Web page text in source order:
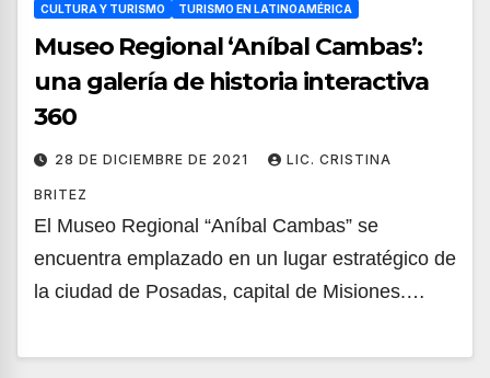
CULTURA Y TURISMO TURISMO EN LATINOAMÉRICA
Museo Regional ‘Aníbal Cambas’:
una galería de historia interactiva
360
28 DE DICIEMBRE DE 2021 LIC. CRISTINA
BRITEZ
El Museo Regional “Aníbal Cambas” se
encuentra emplazado en un lugar estratégico de
la ciudad de Posadas, capital de Misiones.…